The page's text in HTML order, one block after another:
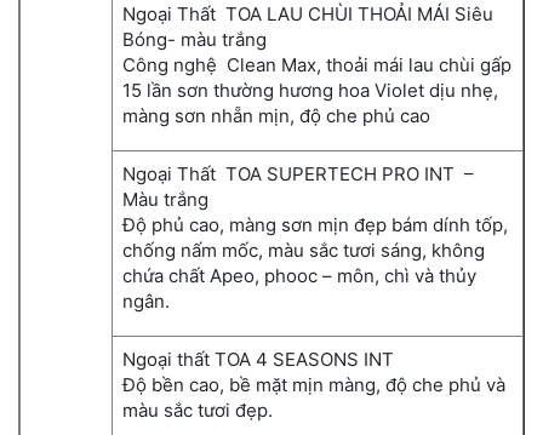
Ngoại Thất TOA LAU CHÙI THOẢI MÁI Siêu
Bóng- màu trắng
Công nghệ Clean Max, thoải mái lau chùi gấp
15 lần sơn thường hương hoa Violet dịu nhẹ,
màng sơn nhẵn mịn, độ che phủ cao
Ngoại Thất TOA SUPERTECH PRO INT –
Màu trắng
Độ phủ cao, màng sơn mịn đẹp bám dính tốp,
chống nấm mốc, màu sắc tươi sáng, không
chứa chất Apeo, phooc – môn, chì và thủy
ngân.
Ngoại thất TOA 4 SEASONS INT
Độ bền cao, bề mặt mịn màng, độ che phủ và
màu sắc tươi đẹp.